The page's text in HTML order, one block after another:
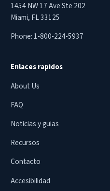
1454 NW 17 Ave Ste 202
Miami, FL 33125
Phone: 1-800-224-5937
Enlaces rapidos
About Us
FAQ
Noticias y guias
Recursos
Contacto
Accesibilidad